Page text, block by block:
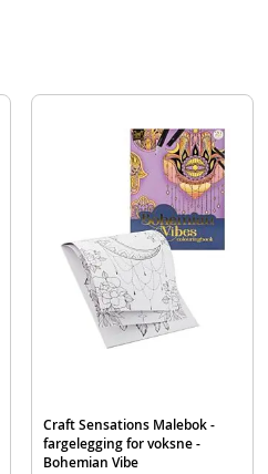
Craft Sensations
Craft Sensations Malebok -
fargelegging for voksne -
Bohemian Vibe